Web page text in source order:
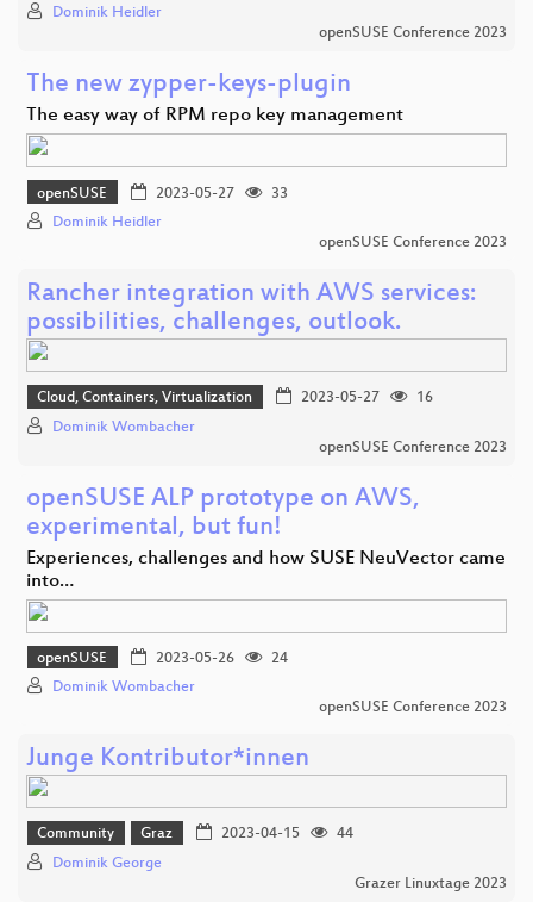
Dominik Heidler
openSUSE Conference 2023
The new zypper-keys-plugin
The easy way of RPM repo key management
openSUSE 2023-05-27
33
Dominik Heidler
openSUSE Conference 2023
Rancher integration with AWS services:
possibilities, challenges, outlook.
Cloud, Containers, Virtualization 2023-05-27
16
Dominik Wombacher
openSUSE Conference 2023
openSUSE ALP prototype on AWS,
experimental, but fun!
Experiences, challenges and how SUSE NeuVector came
into…
openSUSE 2023-05-26
24
Dominik Wombacher
openSUSE Conference 2023
Junge Kontributor*innen
Community Graz 2023-04-15
44
Dominik George
Grazer Linuxtage 2023